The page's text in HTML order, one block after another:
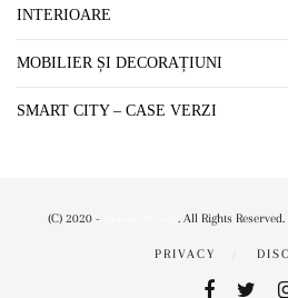
INTERIOARE
MOBILIER ȘI DECORAȚIUNI
SMART CITY – CASE VERZI
(C) 2020 - . All Rights
PRIVACY